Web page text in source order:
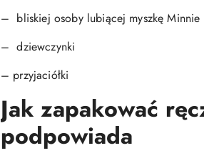
– bliskiej osoby lubiącej myszkę Minnie
– dziewczynki
– przyjaciółki
Jak zapakować
podpowiada